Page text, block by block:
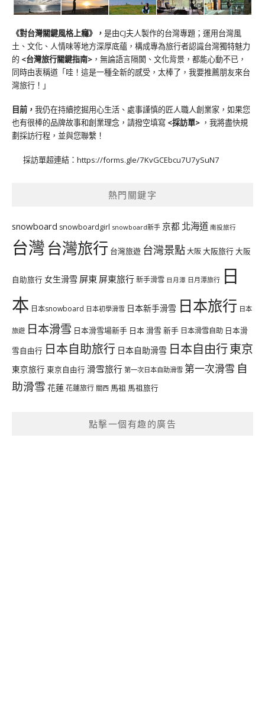
《對台灣關鍵風格上癮》 ， 是由CJ夫人製作的台灣專題；運用台灣風
土、文化、人情味等地方深厚底蘊，構成專為旅行者認識台灣獨特魅力
的 <台灣旅行關鍵指南> ，無論語言隔閡、文化背景，都能心動不已，
同時由衷稱道「哇！這是一種全新的感受，太棒了，我要推薦朋友來台
灣旅行！」
目前， 我仍在持續挖掘用心生活、處事謹慎的匠人職人創業家，如果您
也有很棒的品牌故事和創業理念，請撥空填寫 <採訪單> ，我將盡快規
劃採訪行程，並與您聯繫！
採訪單超連結： https://forms.gle/7KvGCEbcu7U7ySuN7
熱門關鍵字
snowboard snowboardgirl snowboard新手 京都 北海道 南投旅行
台灣台灣旅行 台灣旅遊 台灣景點大阪大阪旅行大阪
自助旅行 女生滑雪 屏東 屏東旅行新手滑雪 日月潭 日月潭旅行 日
本 日本snowboard 日本初學滑雪 日本新手滑雪 日本旅行 日本
旅遊 日本滑雪 日本滑雪場新手 日本 滑雪 新手 日本滑雪自助 日本滑
雪自由行 日本自助旅行 日本自助滑雪 日本自由行東京
東京旅行 東京自由行 滑雪旅行 第一次日本自助滑雪 第一次滑雪 自
助滑雪 花蓮花蓮旅行 關西 馬祖 馬祖旅行
點擊一個有趣的廣告